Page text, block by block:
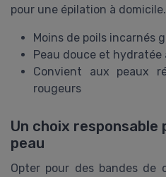
pour une épilation à domicile.
Moins de poils incarnés
Peau douce et
Convient aux peaux
rougeurs
Un choix responsable
peau
Opter pour des bandes de